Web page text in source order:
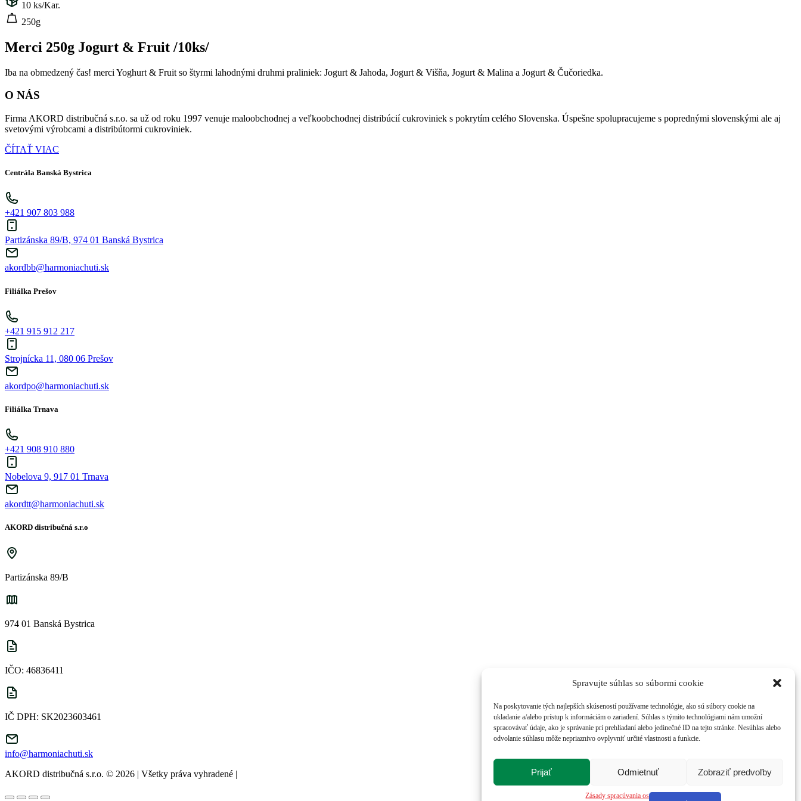
Spravujte súhlas so súbormi cookie
Na poskytovanie tých najlepších skúseností používame technológie, ako sú súbory cookie na
ukladanie a/alebo prístup k informáciám o zariadení. Súhlas s týmito technológiami nám umožní
spracovávať údaje, ako je správanie pri prehliadaní alebo jedinečné ID na tejto stránke. Nesúhlas alebo
odvolanie súhlasu môže nepriaznivo ovplyvniť určité vlastnosti a funkcie.
Prijať Odmietnuť Zobraziť predvoľby
Zásady spracúvania osobných údajov
10 ks/Kar.
250g
Merci 250g Jogurt & Fruit /10ks/
Iba na obmedzený čas! merci Yoghurt & Fruit so štyrmi lahodnými druhmi praliniek: Jogurt & Jahoda, Jogurt & Višňa, Jogurt & Malina a Jogurt & Čučoriedka.
O NÁS
Firma AKORD distribučná s.r.o. sa už od roku 1997 venuje maloobchodnej a veľkoobchodnej distribúcií cukroviniek s pokrytím celého Slovenska. Úspešne spolupracujeme s poprednými slovenskými ale aj
svetovými výrobcami a distribútormi cukroviniek.
ČÍTAŤ VIAC
Centrála Banská Bystrica
+421 907 803 988
Partizánska 89/B, 974 01 Banská Bystrica
akordbb@harmoniachuti.sk
Filiálka Prešov
+421 915 912 217
Strojnícka 11, 080 06 Prešov
akordpo@harmoniachuti.sk
Filiálka Trnava
+421 908 910 880
Nobelova 9, 917 01 Trnava
akordtt@harmoniachuti.sk
AKORD distribučná s.r.o
Partizánska 89/B
974 01 Banská Bystrica
IČO: 46836411
IČ DPH: SK2023603461
info@harmoniachuti.sk
AKORD distribučná s.r.o. © 2026 | Všetky práva vyhradené |